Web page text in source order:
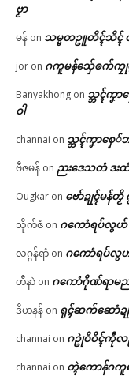
ဗၟာ
မန် on သမ္မတဥူတိၚ်သိၚ်
jor on ဂကူမန်​သှ်ေၜက်ကၠုၚ်
Banyakhong on သ္ဘၚ်ကၞ
ဝါ
channai on သ္ဘၚ်ကၞာစှေ်
ဗီဇမန် on ညးဒေသတံ ဒ
Ougkar on ဗော်ဍုၚ်မန်တၟိ
သိုက်ဇံ on ဂကောံရပ်လွဟ်
လဂ္ဂန်ရာံ on ဂကောံရပ်လွဟ်
တီနာဲ on ဂကောံဂိုဏ်ရာမ
ဒိဟနန် on ရုၚ်ဆက်ဆောံ
channai on ဂဥုဲဝိဝိၚ်ကဵုလ
channai on တ္ၚဲကောန်ဂ